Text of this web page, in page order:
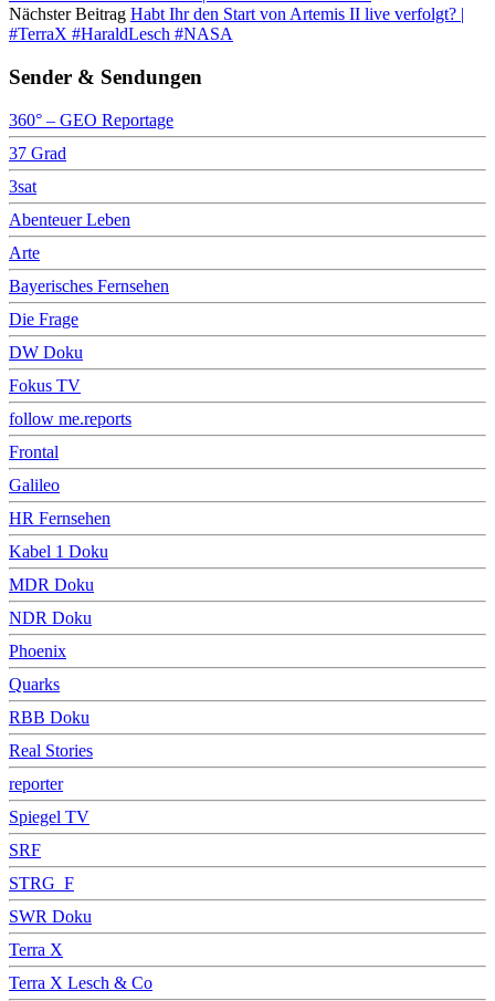
Nächster Beitrag Habt Ihr den Start von Artemis II live verfolgt? |
#TerraX #HaraldLesch #NASA
Sender & Sendungen
360° – GEO Reportage
37 Grad
3sat
Abenteuer Leben
Arte
Bayerisches Fernsehen
Die Frage
DW Doku
Fokus TV
follow me.reports
Frontal
Galileo
HR Fernsehen
Kabel 1 Doku
MDR Doku
NDR Doku
Phoenix
Quarks
RBB Doku
Real Stories
reporter
Spiegel TV
SRF
STRG_F
SWR Doku
Terra X
Terra X Lesch & Co